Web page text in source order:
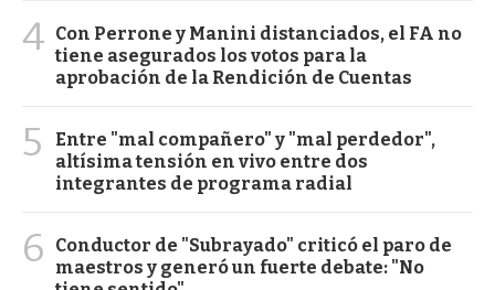
4 Con Perrone y Manini distanciados, el FA no
tiene asegurados los votos para la
aprobación de la Rendición de Cuentas
5
Entre "mal compañero" y "mal perdedor",
altísima tensión en vivo entre dos
integrantes de programa radial
6
Conductor de "Subrayado" criticó el paro de
maestros y generó un fuerte debate: "No